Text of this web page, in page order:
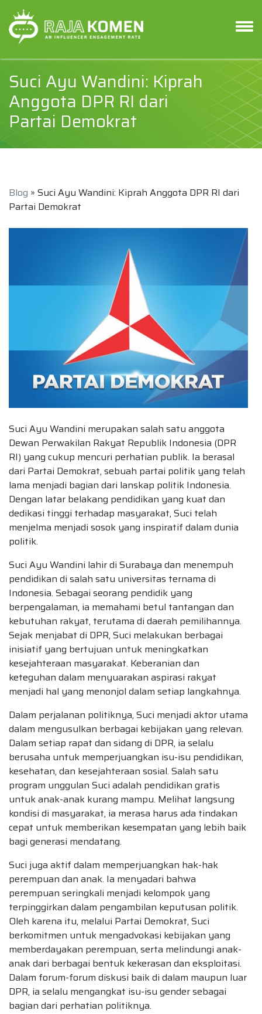
Suci Ayu Wandini: Kiprah
Anggota DPR RI dari
Partai Demokrat
Blog » Suci Ayu Wandini: Kiprah Anggota DPR RI dari
Partai Demokrat
Suci Ayu Wandini merupakan salah satu anggota
Dewan Perwakilan Rakyat Republik Indonesia (DPR
RI) yang cukup mencuri perhatian publik. Ia berasal
dari Partai Demokrat, sebuah partai politik yang telah
lama menjadi bagian dari lanskap politik Indonesia.
Dengan latar belakang pendidikan yang kuat dan
dedikasi tinggi terhadap masyarakat, Suci telah
menjelma menjadi sosok yang inspiratif dalam dunia
politik.
Suci Ayu Wandini lahir di Surabaya dan menempuh
pendidikan di salah satu universitas ternama di
Indonesia. Sebagai seorang pendidik yang
berpengalaman, ia memahami betul tantangan dan
kebutuhan rakyat, terutama di daerah pemilihannya.
Sejak menjabat di DPR, Suci melakukan berbagai
inisiatif yang bertujuan untuk meningkatkan
kesejahteraan masyarakat. Keberanian dan
keteguhan dalam menyuarakan aspirasi rakyat
menjadi hal yang menonjol dalam setiap langkahnya.
Dalam perjalanan politiknya, Suci menjadi aktor utama
dalam mengusulkan berbagai kebijakan yang relevan.
Dalam setiap rapat dan sidang di DPR, ia selalu
berusaha untuk memperjuangkan isu-isu pendidikan,
kesehatan, dan kesejahteraan sosial. Salah satu
program unggulan Suci adalah pendidikan gratis
untuk anak-anak kurang mampu. Melihat langsung
kondisi di masyarakat, ia merasa harus ada tindakan
cepat untuk memberikan kesempatan yang lebih baik
bagi generasi mendatang.
Suci juga aktif dalam memperjuangkan hak-hak
perempuan dan anak. Ia menyadari bahwa
perempuan seringkali menjadi kelompok yang
terpinggirkan dalam pengambilan keputusan politik.
Oleh karena itu, melalui Partai Demokrat, Suci
berkomitmen untuk mengadvokasi kebijakan yang
memberdayakan perempuan, serta melindungi anak-
anak dari berbagai bentuk kekerasan dan eksploitasi.
Dalam forum-forum diskusi baik di dalam maupun luar
DPR, ia selalu mengangkat isu-isu gender sebagai
bagian dari perhatian politiknya.